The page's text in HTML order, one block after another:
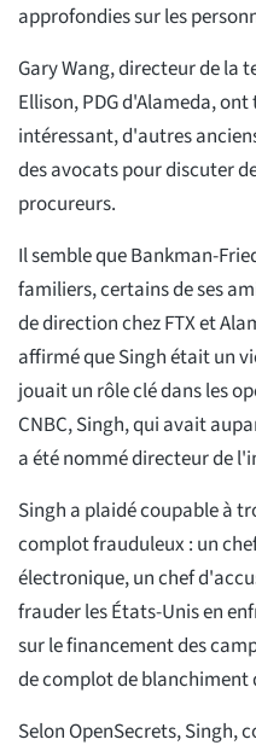
approfondies sur les
Gary Wang, directeur de la
Ellison, PDG d'Alameda,
intéressant, d'autres
des avocats pour discuter
procureurs.
Il semble que Bankman-
familiers, certains de ses
de direction chez FTX et
affirmé que Singh était un
jouait un rôle clé dans les
CNBC, Singh, qui avait
a été nommé directeur de
Singh a plaidé coupable à
complot frauduleux : un
électronique, un chef
frauder les États-Unis en
sur le financement des
de complot de blanchiment
Selon OpenSecrets, Singh,